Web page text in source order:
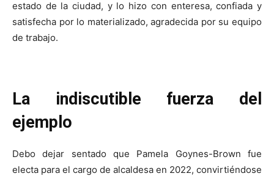
estado de la ciudad, y lo hizo con enteresa, confiada y
satisfecha por lo materializado, agradecida por su equipo
de trabajo.
La indiscutible fuerza del
ejemplo
Debo dejar sentado que Pamela Goynes-Brown fue
electa para el cargo de alcaldesa en 2022, convirtiéndose